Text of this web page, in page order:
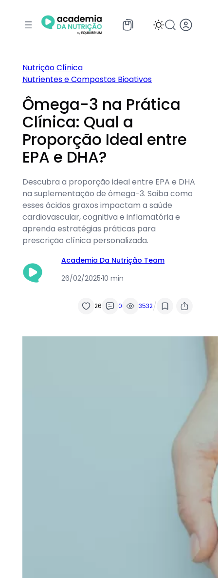
Nutrição Clínica
Nutrientes e Compostos Bioativos
Ômega-3 na Prática
Clínica: Qual a
Proporção Ideal entre
EPA e DHA?
Descubra a proporção ideal entre EPA e DHA
na suplementação de ômega-3. Saiba como
esses ácidos graxos impactam a saúde
cardiovascular, cognitiva e inflamatória e
aprenda estratégias práticas para
prescrição clínica personalizada.
Academia Da Nutrição Team
26/02/2025·10 min
26 0 3532/